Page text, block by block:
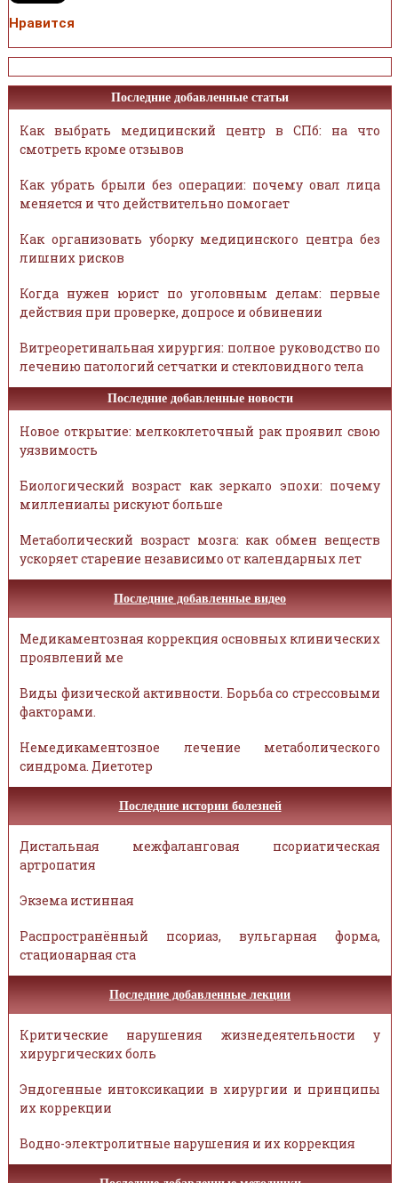
Нравится
Последние добавленные статьи
Как выбрать медицинский центр в СПб: на что
смотреть кроме отзывов
Как убрать брыли без операции: почему овал лица
меняется и что действительно помогает
Как организовать уборку медицинского центра без
лишних рисков
Когда нужен юрист по уголовным делам: первые
действия при проверке, допросе и обвинении
Витреоретинальная хирургия: полное руководство по
лечению патологий сетчатки и стекловидного тела
Последние добавленные новости
Новое открытие: мелкоклеточный рак проявил свою
уязвимость
Биологический возраст как зеркало эпохи: почему
миллениалы рискуют больше
Метаболический возраст мозга: как обмен веществ
ускоряет старение независимо от календарных лет
Последние добавленные видео
Медикаментозная коррекция основных клинических
проявлений ме
Виды физической активности. Борьба со стрессовыми
факторами.
Немедикаментозное лечение метаболического
синдрома. Диетотер
Последние истории болезней
Дистальная межфаланговая псориатическая
артропатия
Экзема истинная
Распространённый псориаз, вульгарная форма,
стационарная ста
Последние добавленные лекции
Критические нарушения жизнедеятельности у
хирургических боль
Эндогенные интоксикации в хирургии и принципы
их коррекции
Водно-электролитные нарушения и их коррекция